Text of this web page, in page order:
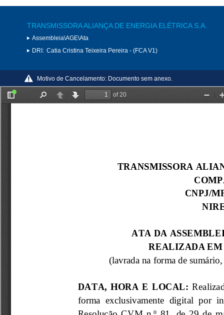
TRANSMISSORA ALIANÇA DE ENERGIA ELÉTRICA S.A.
Assembleia\AGE\Ata
DRI: Catia Cristina Teixeira Pereira - (FCA V1)
Motivo de Cancelamento: Documento sem anexo.